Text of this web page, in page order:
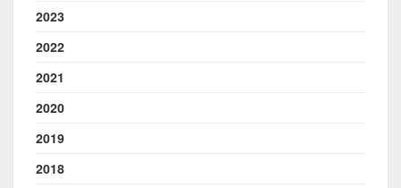
2023
2022
2021
2020
2019
2018